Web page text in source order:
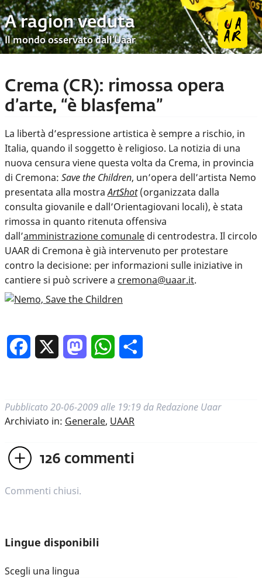
A ragion veduta
Il mondo osservato dall’Uaar
Crema (CR): rimossa opera
d’arte, “è blasfema”
La libertà d’espressione artistica è sempre a rischio, in
Italia, quando il soggetto è religioso. La notizia di una
nuova censura viene questa volta da Crema, in provincia
di Cremona: Save the Children, un’opera dell’artista Nemo
presentata alla mostraArtShot(organizzata dalla
consulta giovanile e dall’Orientagiovani locali), è stata
rimossa in quanto ritenuta offensiva
dall’amministrazione comunale di centrodestra. Il circolo
UAAR di Cremona è già intervenuto per protestare
contro la decisione: per informazioni sulle iniziative in
cantiere si può scrivere a cremona@uaar.it.
Facebook MastodonWhatsApp
Pubblicato 20-06-2009 alle 19:19 da Redazione Uaar
Archiviato in: Generale, UAAR
126 commenti
Commenti chiusi.
Lingue disponibili
Scegli una lingua